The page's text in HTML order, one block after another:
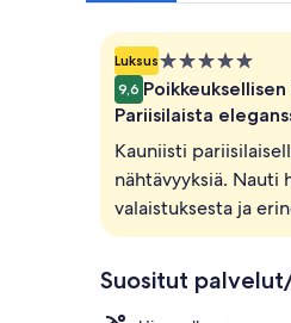
Luksus5.0
tähden
majoituspaikka
9,6
Pariisilaista
Kauniisti
nähtävyyksiä. Nauti
valaistuksesta ja
Suositut